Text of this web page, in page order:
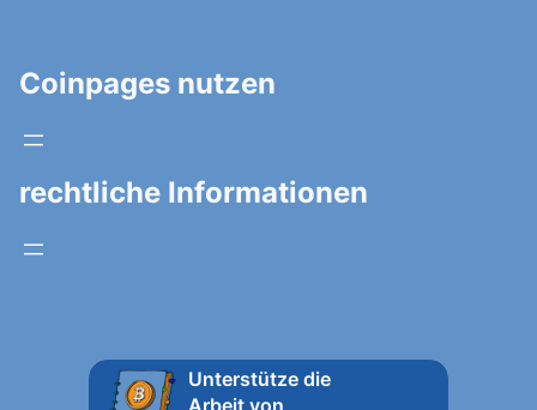
Coinpages nutzen
rechtliche Informationen
Unterstütze die
Arbeit von